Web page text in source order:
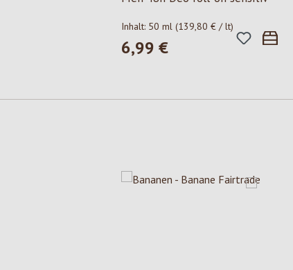
Inhalt: 50 ml(139,80 € / lt)
Regulärer Preis:
6,99 €